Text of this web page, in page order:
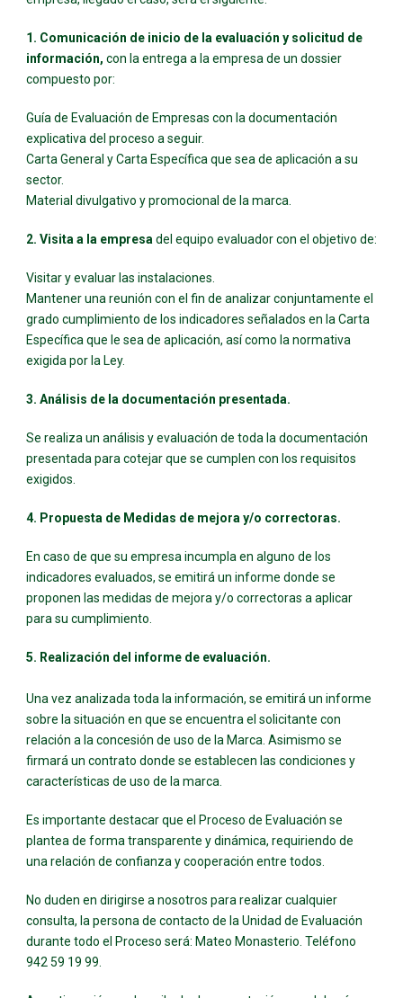
1. Comunicación de inicio de la evaluación y solicitud de
información, con la entrega a la empresa de un dossier
compuesto por:
Guía de Evaluación de Empresas con la documentación
explicativa del proceso a seguir.
Carta General y Carta Específica que sea de aplicación a su
sector.
Material divulgativo y promocional de la marca.
2. Visita a la empresa del equipo evaluador con el objetivo de:
Visitar y evaluar las instalaciones.
Mantener una reunión con el fin de analizar conjuntamente el
grado cumplimiento de los indicadores señalados en la Carta
Específica que le sea de aplicación, así como la normativa
exigida por la Ley.
3. Análisis de la documentación presentada.
Se realiza un análisis y evaluación de toda la documentación
presentada para cotejar que se cumplen con los requisitos
exigidos.
4. Propuesta de Medidas de mejora y/o correctoras.
En caso de que su empresa incumpla en alguno de los
indicadores evaluados, se emitirá un informe donde se
proponen las medidas de mejora y/o correctoras a aplicar
para su cumplimiento.
5. Realización del informe de evaluación.
Una vez analizada toda la información, se emitirá un informe
sobre la situación en que se encuentra el solicitante con
relación a la concesión de uso de la Marca. Asimismo se
firmará un contrato donde se establecen las condiciones y
características de uso de la marca.
Es importante destacar que el Proceso de Evaluación se
plantea de forma transparente y dinámica, requiriendo de
una relación de confianza y cooperación entre todos.
No duden en dirigirse a nosotros para realizar cualquier
consulta, la persona de contacto de la Unidad de Evaluación
durante todo el Proceso será: Mateo Monasterio. Teléfono
942 59 19 99.